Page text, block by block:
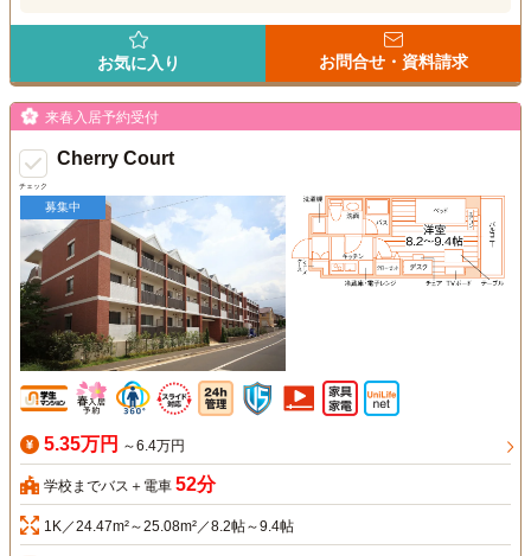
お気に入り お問合せ・資料請求
チェック
来春入居予約受付
Cherry Court
募集中
5.35万円 ～6.4万円
学校までバス＋電車 52分
1K／24.47m²～25.08m²／8.2帖～9.4帖